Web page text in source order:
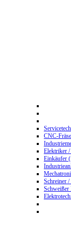
CNC-
Elektriker
Einkäufer
Schreiner